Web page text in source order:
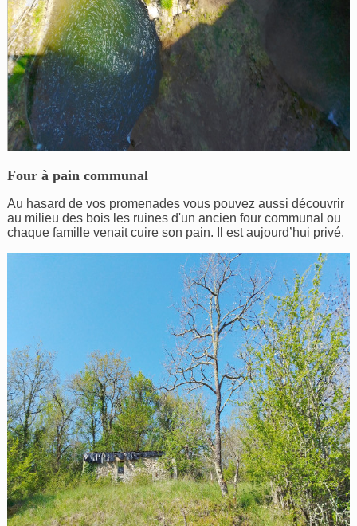
Four à pain communal
Au hasard de vos promenades vous pouvez aussi découvrir
au milieu des bois les ruines d'un ancien four communal ou
chaque famille venait cuire son pain. Il est aujourd’hui privé.